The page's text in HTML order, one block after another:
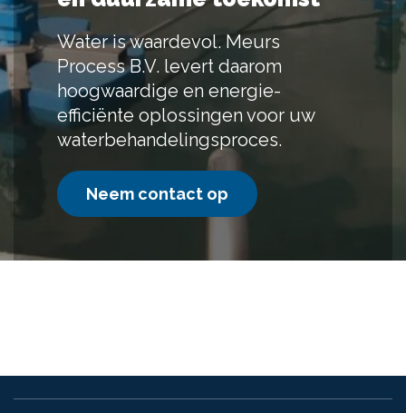
Water is waardevol. Meurs
Process B.V. levert daarom
hoogwaardige en energie-
efficiënte oplossingen voor uw
waterbehandelingsproces.
Neem contact op